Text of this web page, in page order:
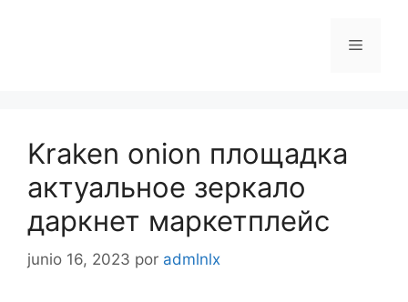
Menú
Kraken onion площадка
актуальное зеркало
даркнет маркетплейс
junio 16, 2023 por admlnlx